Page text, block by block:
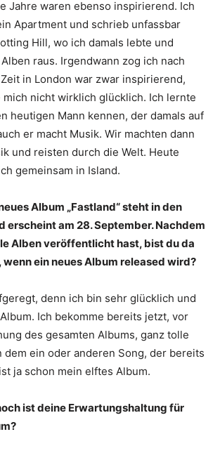
Jahre waren ebenso inspirierend. Ich
Apartment und schrieb unfassbar
Hill, wo ich damals lebte und
raus. Irgendwann zog ich nach
in London war zwar inspirierend,
mich nicht wirklich glücklich. Ich lernte
heutigen Mann kennen, der damals auf
er macht Musik. Wir machten dann
und reisten durch die Welt. Heute
gemeinsam in Island.
Album „Fastland“ steht in den
erscheint am 28. September. Nachdem
Alben veröffentlicht hast, bist du da
ein neues Album released wird?
denn ich bin sehr glücklich und
Ich bekomme bereits jetzt, vor
des gesamten Albums, ganz tolle
dem ein oder anderen Song, der bereits
ja schon mein elftes Album.
ist deine Erwartungshaltung für